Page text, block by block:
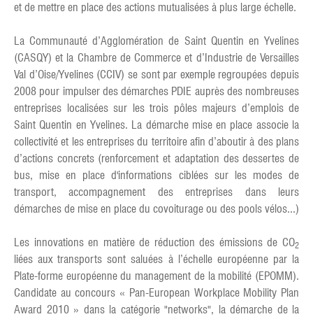
et de mettre en place des actions mutualisées à plus large échelle.
La Communauté d’Agglomération de Saint Quentin en Yvelines
(CASQY) et la Chambre de Commerce et d’Industrie de Versailles
Val d’Oise/Yvelines (CCIV) se sont par exemple regroupées depuis
2008 pour impulser des démarches PDIE auprès des nombreuses
entreprises localisées sur les trois pôles majeurs d’emplois de
Saint Quentin en Yvelines. La démarche mise en place associe la
collectivité et les entreprises du territoire afin d’aboutir à des plans
d’actions concrets (renforcement et adaptation des dessertes de
bus, mise en place d'informations ciblées sur les modes de
transport, accompagnement des entreprises dans leurs
démarches de mise en place du covoiturage ou des pools vélos...)
Les innovations en matière de réduction des émissions de CO2
liées aux transports sont saluées à l’échelle européenne par la
Plate-forme européenne du management de la mobilité (EPOMM).
Candidate au concours « Pan-European Workplace Mobility Plan
Award 2010 » dans la catégorie "networks", la démarche de la